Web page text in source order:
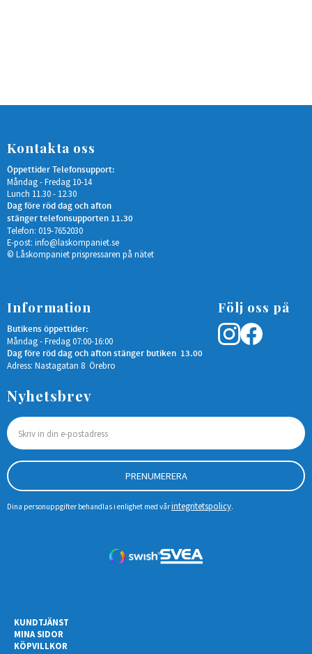
Kontakta oss
Öppettider Telefonsupport:
Måndag - Fredag 10-14
Lunch 11.30 - 12.30
Dag före röd dag och afton
stänger telefonsupporten 11.30
Telefon: 019-7652030
E-post: info@laskompaniet.se
© Låskompaniet prispressaren på nätet
Information
Butikens öppettider:
Måndag - Fredag 07:00-16:00
Dag före röd dag och afton stänger butiken 13.00
Adress: Nastagatan 8 Örebro
Följ oss på
Nyhetsbrev
PRENUMERERA
Dina personuppgifter behandlas i enlighet med vårintegritetspolicy.
KUNDTJÄNST
MINA SIDOR
KÖPVILLKOR